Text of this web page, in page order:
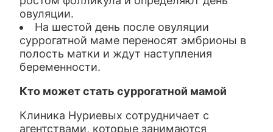
овуляции.
На шестой день после овуляции
суррогатной маме переносят эмбрионы в
полость матки и ждут наступления
беременности.
Кто может стать суррогатной мамой
Клиника Нуриевых сотрудничает с
агентствами, которые занимаются